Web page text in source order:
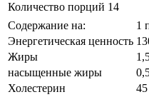
Количество порций 14
Содержание на:
1
Энергетическая ценность
Жиры
насыщенные жиры
Холестерин